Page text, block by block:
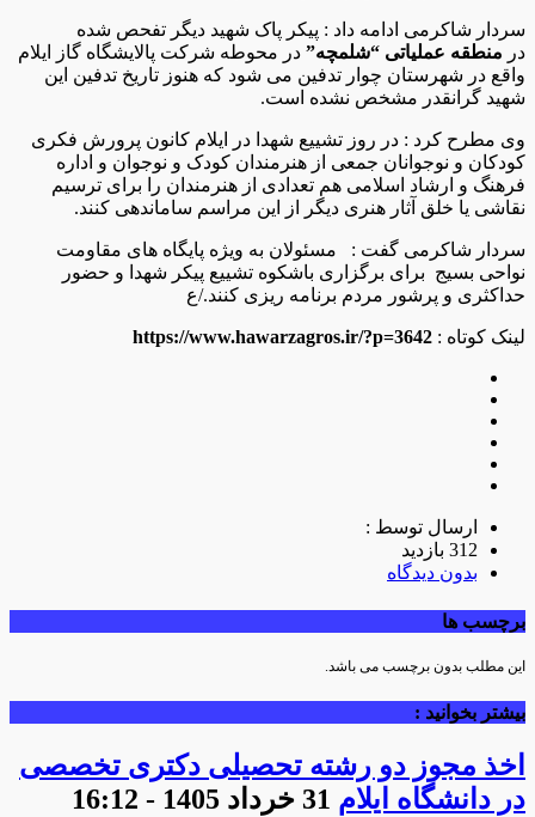
سردار شاکرمی ادامه داد : پیکر پاک شهید دیگر تفحص شده
در منطقه عملیاتی “شلمچه” در محوطه شرکت پالایشگاه گاز ایلام
واقع در شهرستان چوار تدفین می شود که هنوز تاریخ تدفین این
شهید گرانقدر مشخص نشده است.
وی مطرح کرد : در روز تشییع شهدا در ایلام کانون پرورش فکری
کودکان و نوجوانان جمعی از هنرمندان کودک و نوجوان و اداره
فرهنگ و ارشاد اسلامی هم تعدادی از هنرمندان را برای ترسیم
نقاشی یا خلق آثار هنری دیگر از این مراسم ساماندهی کنند.
سردار شاکرمی گفت : مسئولان به ویژه پایگاه های مقاومت
نواحی بسیج برای برگزاری باشکوه تشییع پیکر شهدا و حضور
حداکثری و پرشور مردم برنامه ریزی کنند./ع
لینک کوتاه : https://www.hawarzagros.ir/?p=3642
ارسال توسط :
312 بازدید
بدون دیدگاه
برچسب ها
این مطلب بدون برچسب می باشد.
بیشتر بخوانید :
اخذ مجوز دو رشته تحصیلی دکتری تخصصی
در دانشگاه ایلام 31 خرداد 1405 - 16:12